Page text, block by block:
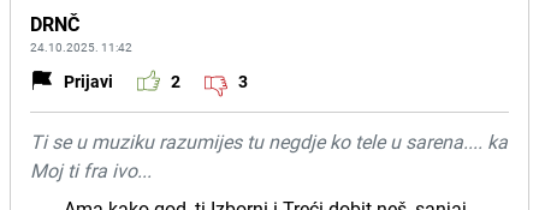
DRNČ
24.10.2025. 11:42
Prijavi 2 3
Ti se u muziku razumijes tu negdje ko tele u sarena.... ka
Moj ti fra ivo...